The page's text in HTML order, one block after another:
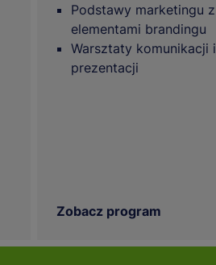
Podstawy marketingu z
elementami brandingu
Warsztaty komunikacji i
prezentacji
Zobacz program